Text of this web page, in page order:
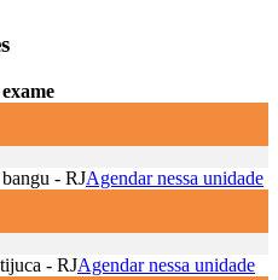
- RJAgendar nessa unidade
- RJAgendar nessa unidade